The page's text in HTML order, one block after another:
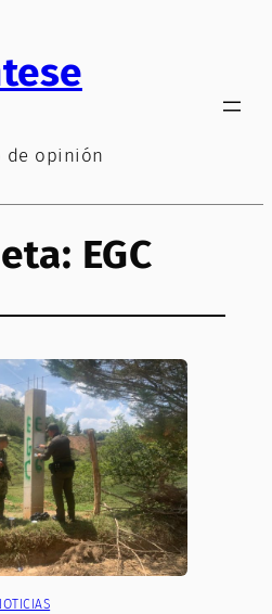
de opinión
EGC